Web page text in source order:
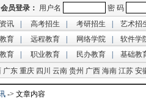
讯 高考招生 考研招生 艺术招
育 远程教育 网络学院 软件学
育 职业教育 民办教育 基础教
广东 重庆 四川 云南 贵州 广西 海南 江苏 安
-> 文章内容